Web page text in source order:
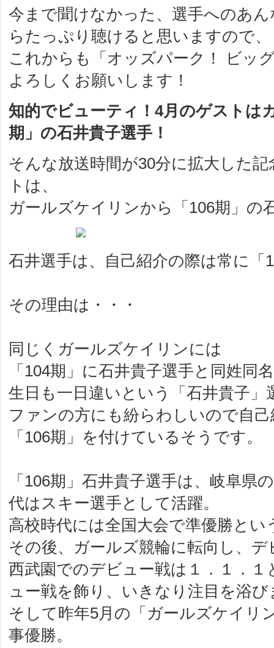
今まで聞けなかった、選手へのあ
らたっぷり聴けると思いますので、
これからも「オッズパーク！ ビッ
よろしくお願いします！
知的でビューティ！4月のゲストは
期」の石井貴子選手！
そんな放送時間が30分に拡大した
トは、
ガールズケイリンから「106期」の
石井選手は、自己紹介の際は常に「
その理由は・・・
同じくガールズケイリンには
「104期」に石井貴子選手と同姓同
生日も一日違いという「石井貴子」
ファンの方にも紛らわしいので自
「106期」を付けているそうです。
「106期」石井貴子選手は、岐阜県
代はスキー選手として活躍。
高校時代には全国大会で準優勝と
その後、ガールズ競輪に転向し、デ
西武園でのデビュー戦は１．１．
ュー戦を飾り、いきなり注目を浴び
そして昨年5月の「ガールズケイリ
事優勝。